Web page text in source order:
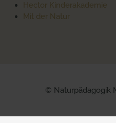
Hector Kinderakademie
Mit der Natur
© Naturpädagogik